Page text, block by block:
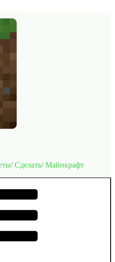
Сделать/ Майнкрафт